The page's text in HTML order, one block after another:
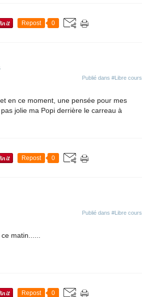
Repost 0
Publié dans #Libre cours
en ce moment, une pensée pour mes
jolie ma Popi derrière le carreau à
Repost 0
Publié dans #Libre cours
matin......
Repost 0